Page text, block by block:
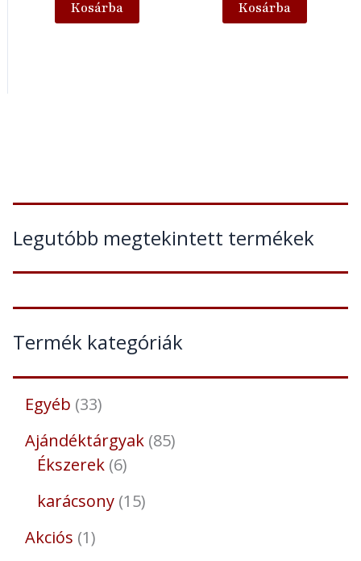
Legutóbb megtekintett termékek
Termék kategóriák
Egyéb 33
Ajándéktárgyak 85
Ékszerek 6
karácsony 15
Akciós 1
Kosárba Kosárba